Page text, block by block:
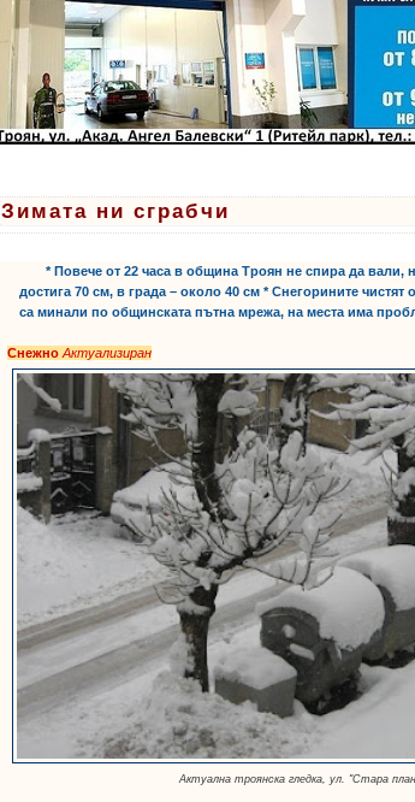
Зимата ни сграбчи
* Повече от 22 часа в община Троян не спира да вали,
достига 70 см, в града – около 40 см * Снегорините чистят
са минали по общинската пътна мрежа, на места има
СнежноАктуализиран
Актуална троянска гледка, ул. "Стара